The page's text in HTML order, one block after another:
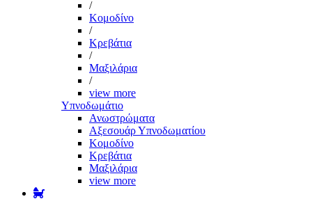
/
Κομοδίνο
/
Κρεβάτια
/
Μαξιλάρια
/
view more
Υπνοδωμάτιο
Ανωστρώματα
Αξεσουάρ Υπνοδωματίου
Κομοδίνο
Κρεβάτια
Μαξιλάρια
view more